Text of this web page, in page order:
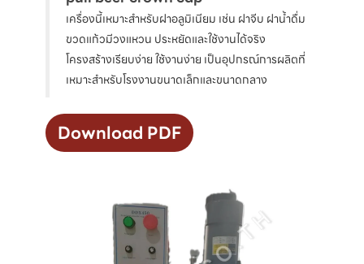
เครื่องนี้เหมาะสำหรับฝาอลูมิเนียม เช่น ฝาจีบ ฝาน้ำดื่ม
ขวดแก้วมีวงแหวน ประหยัดและใช้งานได้จริง
โครงสร้างเรียบง่าย ใช้งานง่าย เป็นอุปกรณ์การผลิตที่
เหมาะสำหรับโรงงานขนาดเล็กและขนาดกลาง
Download PDF